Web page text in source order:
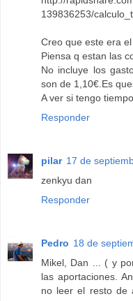
139836253/
Creo que este era el
Piensa q estan las
No incluye los
son de 1,10€.Es
A ver si tengo
Responder
pilar 17 de
zenkyu dan
Responder
Pedro 18 de
Mikel, Dan ... ( y
las aportaciones.
no leer el resto de